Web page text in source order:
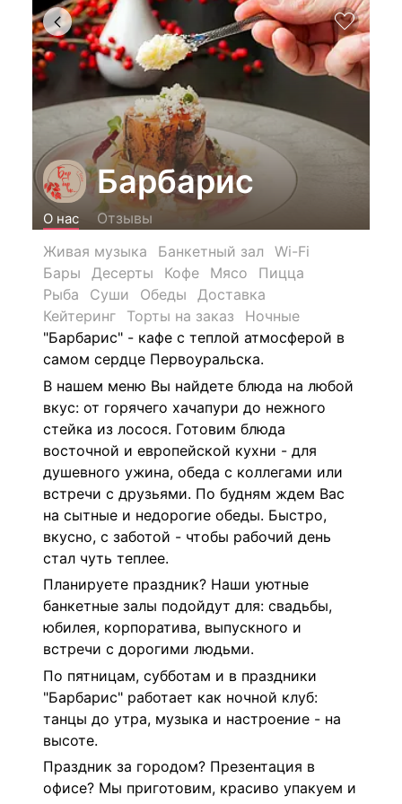
Барбарис
О нас
Отзывы
Живая музыка
Банкетный зал
Wi-Fi
Бары
Десерты Кофе Мясо
Пицца
Рыба
Суши Обеды
Доставка
Кейтеринг
Торты на заказ
Ночные
"Барбарис" - кафе с теплой атмосферой в
самом сердце Первоуральска.
В нашем меню Вы найдете блюда на любой
вкус: от горячего хачапури до нежного
стейка из лосося. Готовим блюда
восточной и европейской кухни - для
душевного ужина, обеда с коллегами или
встречи с друзьями. По будням ждем Вас
на сытные и недорогие обеды. Быстро,
вкусно, с заботой - чтобы рабочий день
стал чуть теплее.
Планируете праздник? Наши уютные
банкетные залы подойдут для: свадьбы,
юбилея, корпоратива, выпускного и
встречи с дорогими людьми.
По пятницам, субботам и в праздники
"Барбарис" работает как ночной клуб:
танцы до утра, музыка и настроение - на
высоте.
Праздник за городом? Презентация в
офисе? Мы приготовим, красиво упакуем и